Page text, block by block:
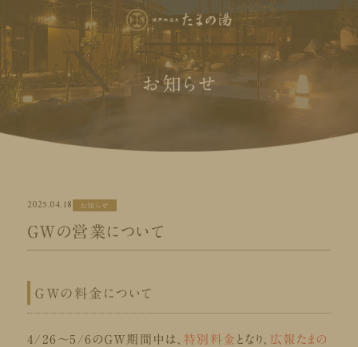
お知らせ
2025.04.18 お知らせ
ＧＷの営業について
ＧＷの料金について
4/26～5/6のＧＷ期間中は、 特別料金 となり、 広報たまの